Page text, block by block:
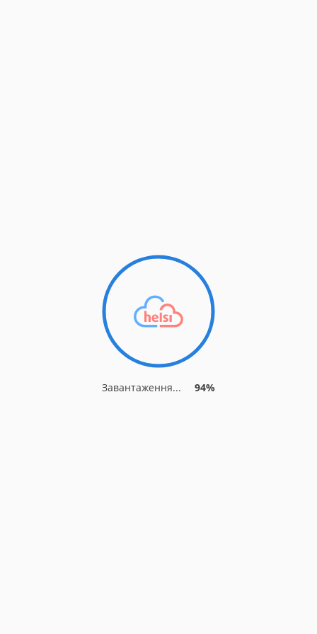
Завантаження... 94%